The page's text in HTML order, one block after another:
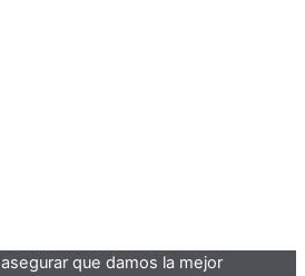
que damos la mejor